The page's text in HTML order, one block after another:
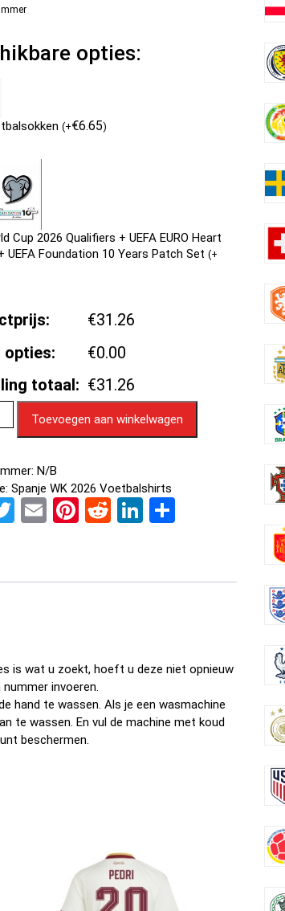
opties:
(+€6.65)
Cup 2026 Qualifiers + UEFA EURO Heart
UEFA Foundation 10 Years Patch Set (+
€31.26
opties:
€0.00
totaal: €31.26
Toevoegen aan winkelwagen
N/B
Spanje WK 2026 Voetbalshirts
T
er
E Pi
es
R
di
Li
dI
D
n
is wat u zoekt, hoeft u deze niet opnieuw
invoeren.
hand te wassen. Als je een wasmachine
te wassen. En vul de machine met koud
beschermen.